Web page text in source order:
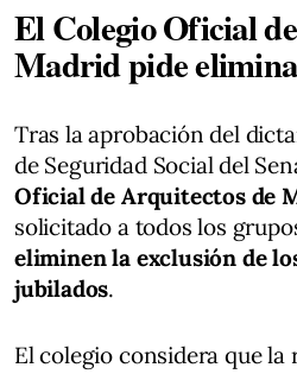
El Colegio Oficial
Madrid pide
Tras la aprobación del
de Seguridad Social del
Oficial de Arquitectos de
solicitado a todos los
eliminen la exclusión de
jubilados.
El colegio considera que